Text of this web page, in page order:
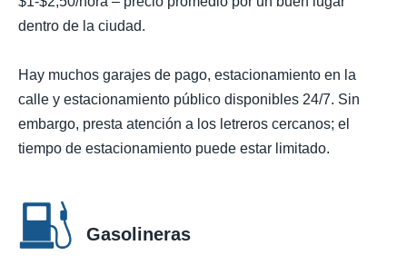
dentro de la ciudad.
Hay muchos garajes de pago, estacionamiento en la
calle y estacionamiento público disponibles 24/7. Sin
embargo, presta atención a los letreros cercanos; el
tiempo de estacionamiento puede estar limitado.
Gasolineras